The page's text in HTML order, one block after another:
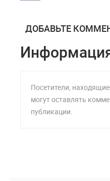
ДОБАВЬТЕ
Посетители,
могут оставлять
публикации.